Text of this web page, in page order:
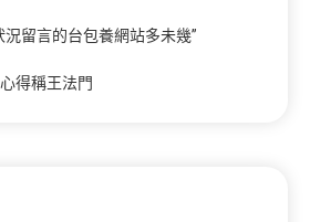
況留言的台包養網站多未幾”
得稱王法門